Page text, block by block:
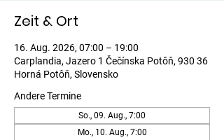
Zeit & Ort
16. Aug. 2026, 07:00 – 19:00
Carplandia, Jazero 1 Čečínska Potôň, 930 36
Horná Potôň, Slovensko
Andere Termine
So., 09. Aug., 7:00
Mo., 10. Aug., 7:00